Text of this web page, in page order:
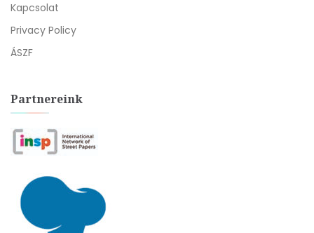
Kapcsolat
Privacy Policy
ÁSZF
Partnereink